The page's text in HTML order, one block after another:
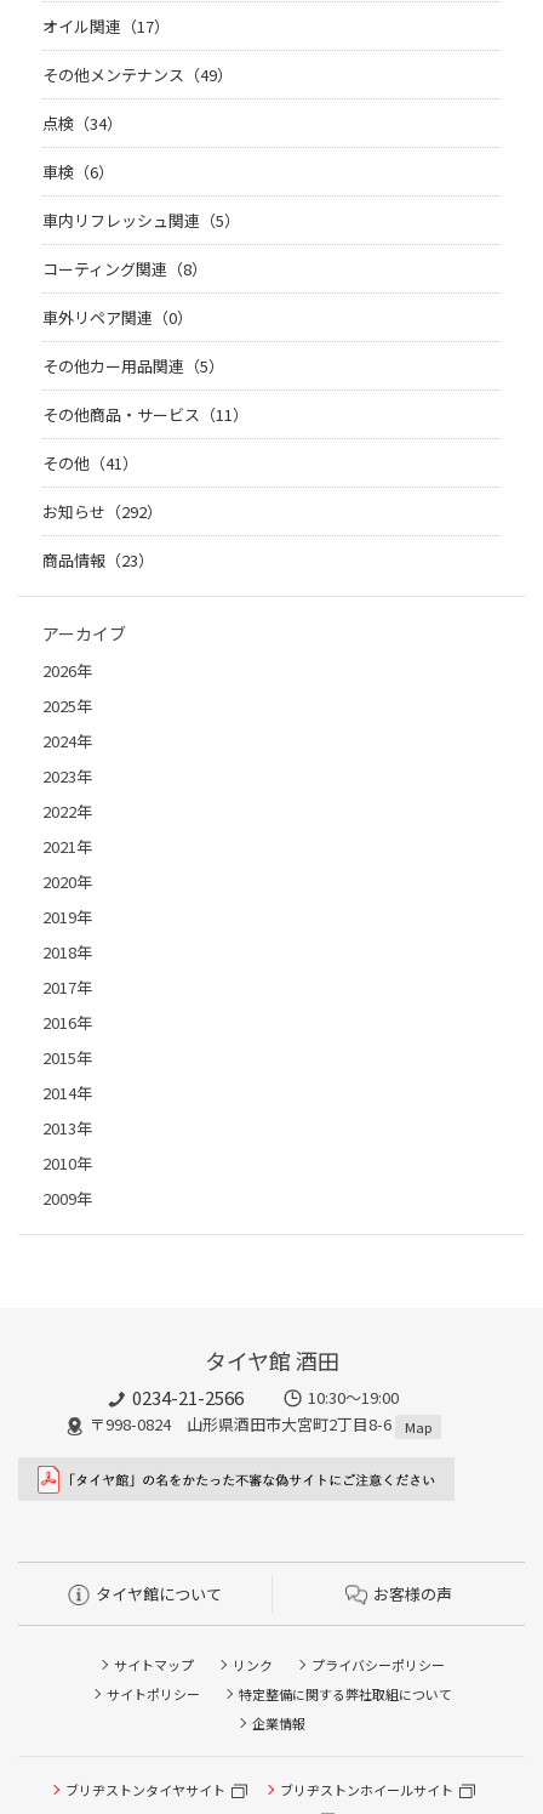
オイル関連（17）
その他メンテナンス（49）
点検（34）
車検（6）
車内リフレッシュ関連（5）
コーティング関連（8）
車外リペア関連（0）
その他カー用品関連（5）
その他商品・サービス（11）
その他（41）
お知らせ（292）
商品情報（23）
アーカイブ
2026年
2025年
2024年
2023年
2022年
2021年
2020年
2019年
2018年
2017年
2016年
2015年
2014年
2013年
2010年
2009年
タイヤ館 酒田
0234-21-2566
10:30～19:00
〒998-0824 山形県酒田市大宮町2丁目8-6
Map
タイヤ館について お客様の声
サイトマップ リンク
プライバシーポリシー
サイトポリシー
特定整備に関する弊社取組について
企業情報
ブリヂストンタイヤサイト
ブリヂストンホイールサイト
タイヤ点検・安全点検/タイヤ履き替え/オイル交換/その他